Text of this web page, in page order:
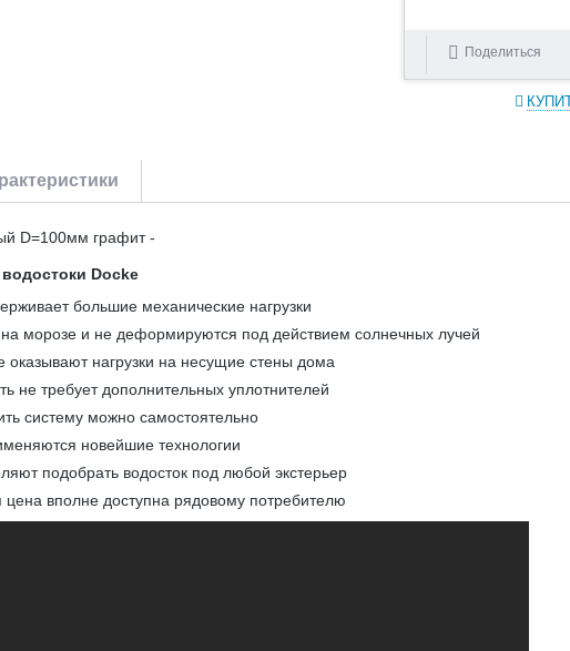
Поделиться
D=100мм графит -
Docke
большие механические нагрузки
морозе и не деформируются под действием солнечных лучей
оказывают нагрузки на несущие стены дома
не требует дополнительных уплотнителей
систему можно самостоятельно
новейшие технологии
подобрать водосток под любой экстерьер
цена вполне доступна рядовому потребителю